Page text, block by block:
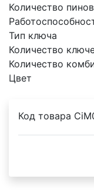
Количество пинов
Тип ключа
Количество
Количество
Цвет
Код товара